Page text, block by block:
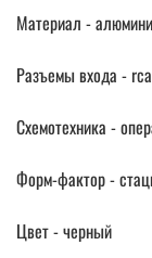
Материал -
Разъемы входа -
Схемотехника -
Форм-фактор -
Цвет - черный